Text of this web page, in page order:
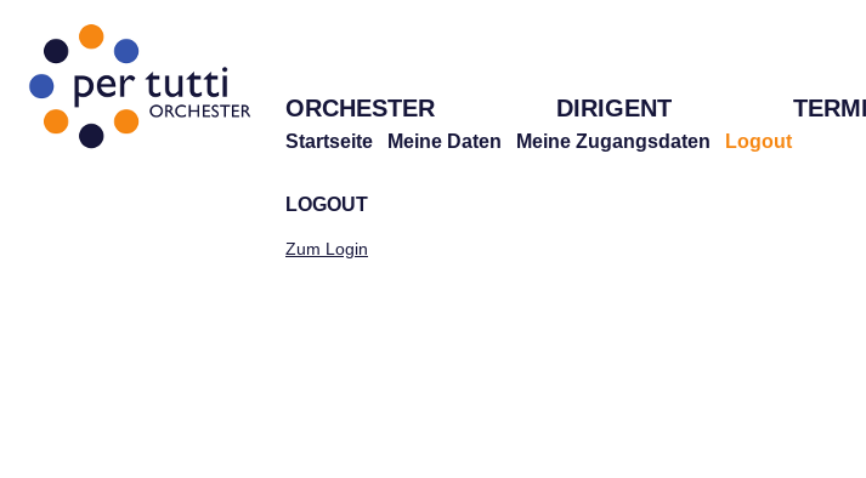
ORCHESTER DIRIGENT
Startseite Meine Daten Meine Zugangsdaten Logout
LOGOUT
Zum Login